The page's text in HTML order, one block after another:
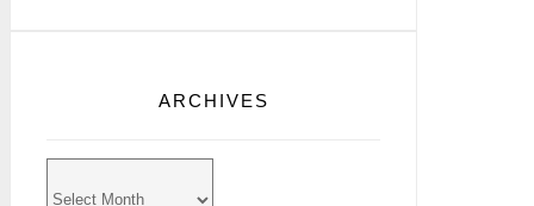
ARCHIVES